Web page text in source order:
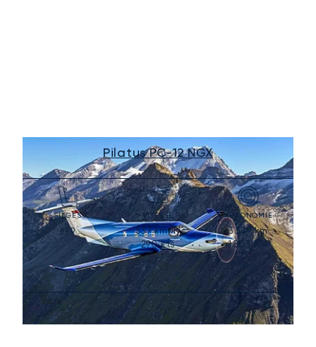
Pilatus PC-12 NGX
SIÈGES
6-9
VITESSE
537km/h
290kts
AUTONOMIE
3 339km
1 803NM